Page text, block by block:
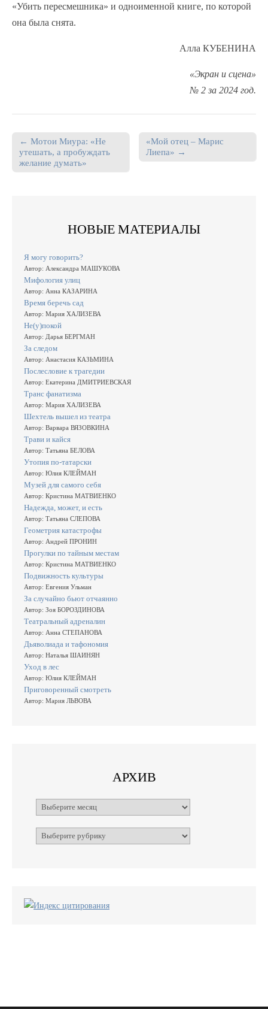
«Убить пересмешника» и одноименной книге, по которой
она была снята.
Алла КУБЕНИНА
«Экран и сцена»
№ 2 за 2024 год.
Post navigation
← Мотои Миура: «Не
утешать, а пробуждать
желание думать»
«Мой отец – Марис
Лиепа» →
НОВЫЕ МАТЕРИАЛЫ
Я могу говорить?
Автор: Александра МАШУКОВА
Мифология улиц
Автор: Анна КАЗАРИНА
Время беречь сад
Автор: Мария ХАЛИЗЕВА
Не(у)покой
Автор: Дарья БЕРГМАН
За следом
Автор: Анастасия КАЗЬМИНА
Послесловие к трагедии
Автор: Екатерина ДМИТРИЕВСКАЯ
Транс фанатизма
Автор: Мария ХАЛИЗЕВА
Шехтель вышел из театра
Автор: Варвара ВЯЗОВКИНА
Трави и кайся
Автор: Татьяна БЕЛОВА
Утопия по-татарски
Автор: Юлия КЛЕЙМАН
Музей для самого себя
Автор: Кристина МАТВИЕНКО
Надежда, может, и есть
Автор: Татьяна СЛЕПОВА
Геометрия катастрофы
Автор: Андрей ПРОНИН
Прогулки по тайным местам
Автор: Кристина МАТВИЕНКО
Подвижность культуры
Автор: Евгения Ульман
За случайно бьют отчаянно
Автор: Зоя БОРОЗДИНОВА
Театральный адреналин
Автор: Анна СТЕПАНОВА
Дьяволиада и тафономия
Автор: Наталья ШАИНЯН
Уход в лес
Автор: Юлия КЛЕЙМАН
Приговоренный смотреть
Автор: Мария ЛЬВОВА
АРХИВ
Архивы
Рубрики